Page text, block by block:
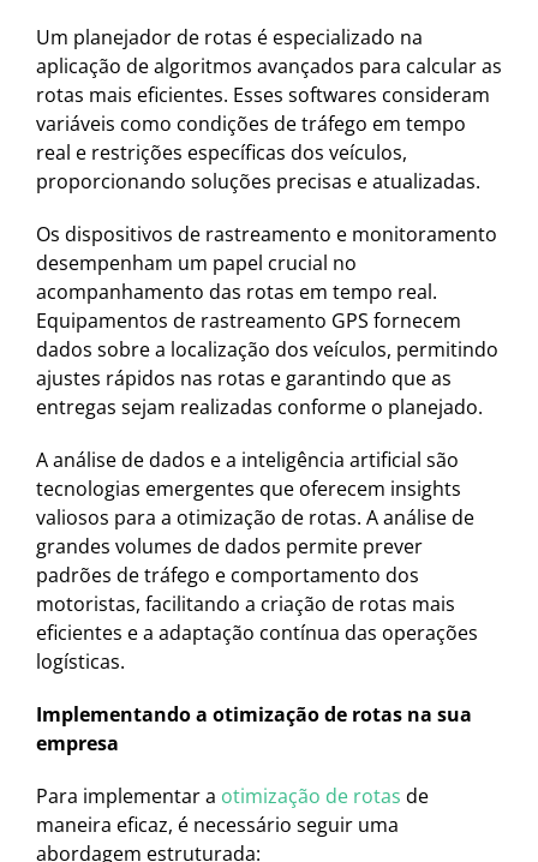
Um planejador de rotas é especializado na
aplicação de algoritmos avançados para calcular as
rotas mais eficientes. Esses softwares consideram
variáveis como condições de tráfego em tempo
real e restrições específicas dos veículos,
proporcionando soluções precisas e atualizadas.
Os dispositivos de rastreamento e monitoramento
desempenham um papel crucial no
acompanhamento das rotas em tempo real.
Equipamentos de rastreamento GPS fornecem
dados sobre a localização dos veículos, permitindo
ajustes rápidos nas rotas e garantindo que as
entregas sejam realizadas conforme o planejado.
A análise de dados e a inteligência artificial são
tecnologias emergentes que oferecem insights
valiosos para a otimização de rotas. A análise de
grandes volumes de dados permite prever
padrões de tráfego e comportamento dos
motoristas, facilitando a criação de rotas mais
eficientes e a adaptação contínua das operações
logísticas.
Implementando a otimização de rotas na sua
empresa
Para implementar a otimização de rotas de
maneira eficaz, é necessário seguir uma
abordagem estruturada: